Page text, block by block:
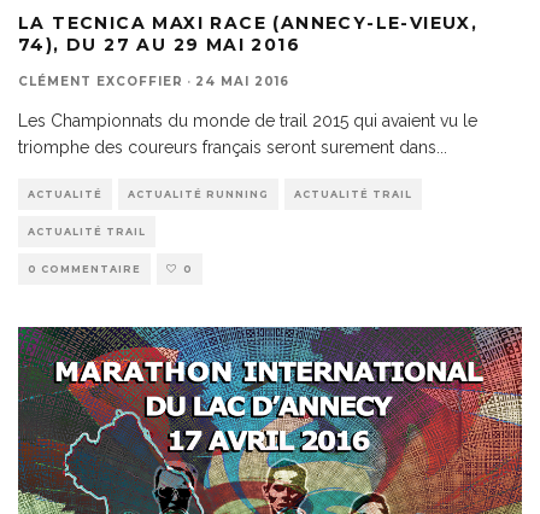
LA TECNICA MAXI RACE (ANNECY-LE-VIEUX,
74), DU 27 AU 29 MAI 2016
CLÉMENT EXCOFFIER · 24 MAI 2016
Les Championnats du monde de trail 2015 qui avaient vu le
triomphe des coureurs français seront surement dans
ACTUALITÉ ACTUALITÉ RUNNING ACTUALITÉ TRAIL
ACTUALITÉ TRAIL
0 COMMENTAIRE 0